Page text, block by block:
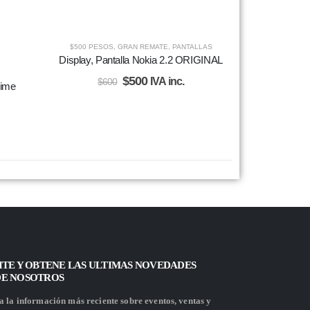
$500 PESOS GRAN REMATE PANTALLAS
Display, Pantalla Nokia 2.2 ORIGINAL
$600 $500 IVA inc.
Y OBTENE LAS ULTIMAS NOVEDADES
NOSOTROS
la información más reciente sobre eventos, ventas y